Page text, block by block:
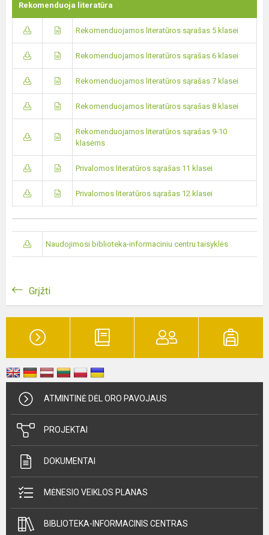
Rekomenduoja literatūra
Rekomenduojamos literatūros sąrašas 5 klasei
Rekomenduojamos literatūros sąrašas 6 klasei
Rekomenduojamos literatūros sąrašas 7 klasei
Rekomenduojamos literatūros sąrašas 8 klasei
Rekomenduojamos literatūros sąrašas 9-10
klasėms
Privalomos literatūros sąrašas 11 klasei
Privalomos literatūros sąrašas 12 klasei
Naudojimosi biblioteka-informaciniu centru taisyklės
Grįžti
ATMINTINĖ DĖL ORO PAVOJAUS
PROJEKTAI
DOKUMENTAI
MĖNESIO VEIKLOS PLANAS
BIBLIOTEKA-INFORMACINIS CENTRAS